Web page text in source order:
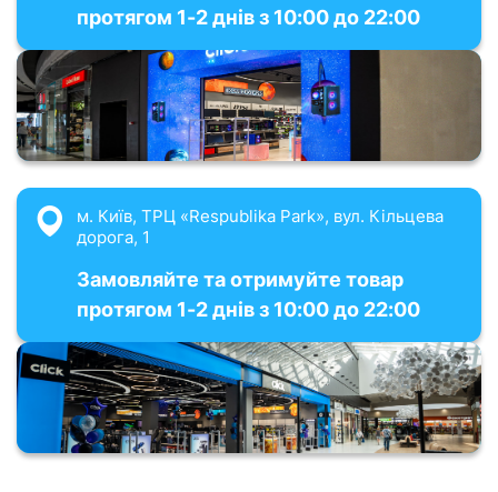
протягом 1-2 днів з 10:00 до 22:00
м. Київ, ТРЦ «Respublika Park», вул. Кільцева
дорога, 1
Замовляйте та отримуйте товар
протягом 1-2 днів з 10:00 до 22:00